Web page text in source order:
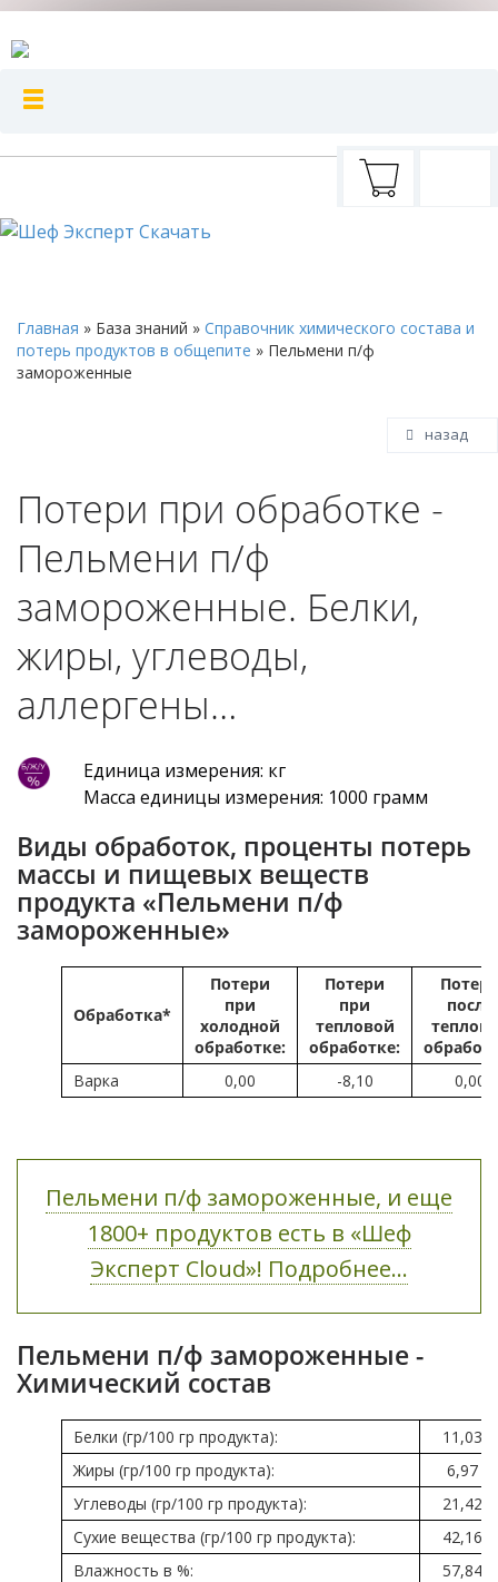
Главная » База знаний » Справочник химического состава и
потерь продуктов в общепите » Пельмени п/ф
замороженные
назад
Потери при обработке -
Пельмени п/ф
замороженные. Белки,
жиры, углеводы,
аллергены…
Единица измерения: кг
Масса единицы измерения: 1000 грамм
Виды обработок, проценты потерь
массы и пищевых веществ
продукта «Пельмени п/ф
замороженные»
Обработка*
Потери
при
холодной
обработке:
Потери
при
тепловой
обработке:
после
Варка
0,00 -8,10 0,00
Пельмени п/ф замороженные, и еще
1800+ продуктов есть в «Шеф
Эксперт Cloud»! Подробнее...
Пельмени п/ф замороженные -
Химический состав
Белки (гр/100 гр продукта):
11,03
Жиры (гр/100 гр продукта):
6,97
Углеводы (гр/100 гр продукта):
21,42
Сухие вещества (гр/100 гр продукта):
42,16
Влажность в %:
57,84